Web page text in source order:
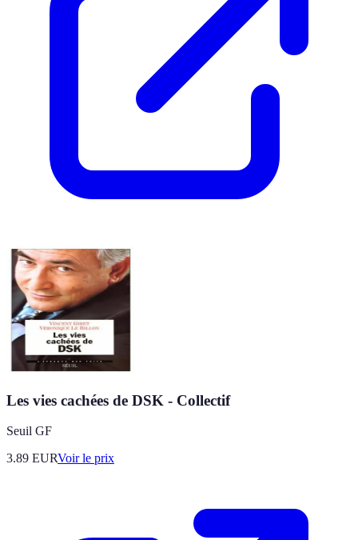
Les vies cachées de DSK - Collectif
Seuil GF
3.89 EURVoir le prix